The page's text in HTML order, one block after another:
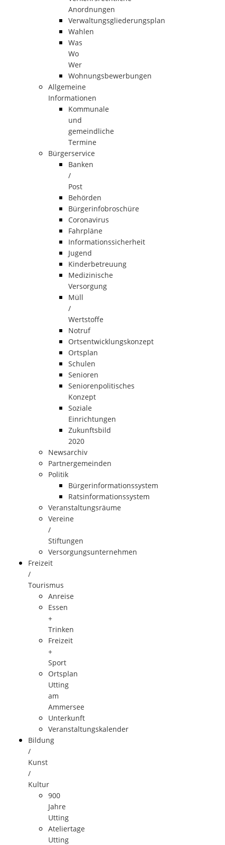
Anordnungen
Verwaltungsgliederungsplan
Wahlen
Was
Wo
Wer
Wohnungsbewerbungen
Allgemeine
Informationen
Kommunale
und
gemeindliche
Termine
Bürgerservice
Banken
/
Post
Behörden
Bürgerinfobroschüre
Coronavirus
Fahrpläne
Informationssicherheit
Jugend
Kinderbetreuung
Medizinische
Versorgung
Müll
/
Wertstoffe
Notruf
Ortsentwicklungskonzept
Ortsplan
Schulen
Senioren
Seniorenpolitisches
Konzept
Soziale
Einrichtungen
Zukunftsbild
2020
Newsarchiv
Partnergemeinden
Politik
Bürgerinformationssystem
Ratsinformationssystem
Veranstaltungsräume
Vereine
/
Stiftungen
Versorgungsunternehmen
Freizeit
/
Tourismus
Anreise
Essen
+
Trinken
Freizeit
+
Sport
Ortsplan
Utting
am
Ammersee
Unterkunft
Veranstaltungskalender
Bildung
/
Kunst
/
Kultur
900
Jahre
Utting
Ateliertage
Utting